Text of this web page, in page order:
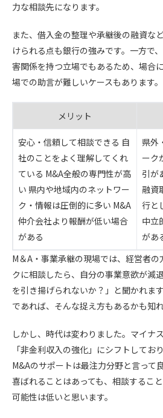
力な相談先になります。
また、借入金の整理や承継後の融資な
けられる点も銀行の強みです。一方で
害関係を持つ立場でもあるため、場合
場での助言が難しいケースもあります。
メリット
安心・信頼して相談できる 自
社のことをよく理解してくれ
ている M&A全般の専門性が高
い 県内や地域内のネットワー
ク・情報は圧倒的に多い M&A
仲介会社より報酬が低い場合
がある
県外
ーク
引が
融資
行と
中立
があ
M＆A・事業承継の現場では、経営者
クに相談したら、自分の事業意欲が減
を引き揚げられないか？」と聞かれま
であれば、そんな捉え方もあるかも知れ
しかし、時代は変わりました。マイナ
「非金利収入の強化」にシフトしてお
M&Aのサポートは最注力分野と言って
喜ばれることはあっても、相談するこ
可能性は低いと思います。